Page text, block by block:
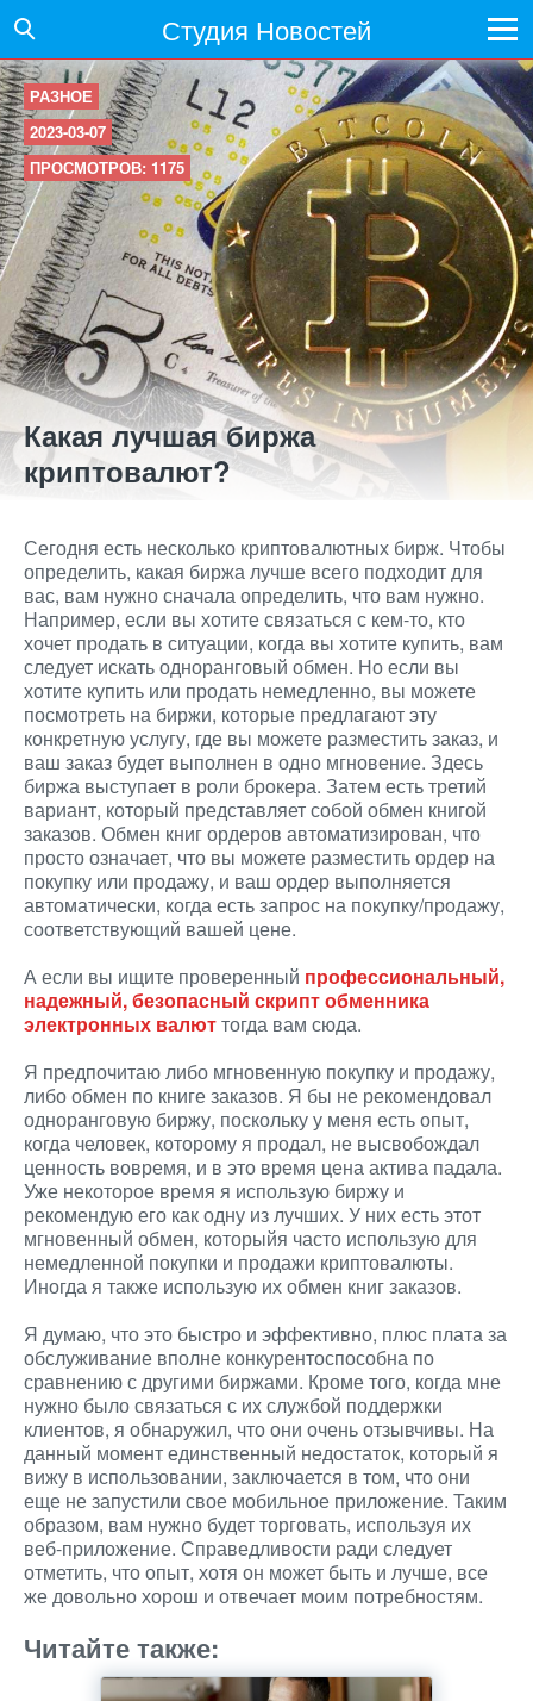
Студия Новостей
РАЗНОЕ
2023-03-07
ПРОСМОТРОВ: 1175
Какая лучшая биржа
криптовалют?
Сегодня есть несколько криптовалютных бирж. Чтобы
определить, какая биржа лучше всего подходит для
вас, вам нужно сначала определить, что вам нужно.
Например, если вы хотите связаться с кем-то, кто
хочет продать в ситуации, когда вы хотите купить, вам
следует искать одноранговый обмен. Но если вы
хотите купить или продать немедленно, вы можете
посмотреть на биржи, которые предлагают эту
конкретную услугу, где вы можете разместить заказ, и
ваш заказ будет выполнен в одно мгновение. Здесь
биржа выступает в роли брокера. Затем есть третий
вариант, который представляет собой обмен книгой
заказов. Обмен книг ордеров автоматизирован, что
просто означает, что вы можете разместить ордер на
покупку или продажу, и ваш ордер выполняется
автоматически, когда есть запрос на покупку/продажу,
соответствующий вашей цене.
А если вы ищите проверенный профессиональный,
надежный, безопасный скрипт обменника
электронных валюттогда вам сюда.
Я предпочитаю либо мгновенную покупку и продажу,
либо обмен по книге заказов. Я бы не рекомендовал
одноранговую биржу, поскольку у меня есть опыт,
когда человек, которому я продал, не высвобождал
ценность вовремя, и в это время цена актива падала.
Уже некоторое время я использую биржу и
рекомендую его как одну из лучших. У них есть этот
мгновенный обмен, которыйя часто использую для
немедленной покупки и продажи криптовалюты.
Иногда я также использую их обмен книг заказов.
Я думаю, что это быстро и эффективно, плюс плата за
обслуживание вполне конкурентоспособна по
сравнению с другими биржами. Кроме того, когда мне
нужно было связаться с их службой поддержки
клиентов, я обнаружил, что они очень отзывчивы. На
данный момент единственный недостаток, который я
вижу в использовании, заключается в том, что они
еще не запустили свое мобильное приложение. Таким
образом, вам нужно будет торговать, используя их
веб-приложение. Справедливости ради следует
отметить, что опыт, хотя он может быть и лучше, все
же довольно хорош и отвечает моим потребностям.
Читайте также: